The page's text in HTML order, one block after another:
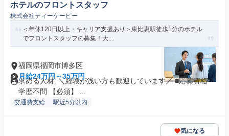
ホテルのフロントスタッフ
株式会社ティーケーピー
＜年休120日以上・キャリア支援あり＞東比恵駅徒歩1分のホテル
でフロントスタッフの募集！大...
福岡県福岡市博多区
月給24万円～35万円
求める人材: ＼経験が浅い方も歓迎しています／ ■応募資格 ・
学歴不問 【必須】 ...
交通費支給 駅近5分以内
気になる